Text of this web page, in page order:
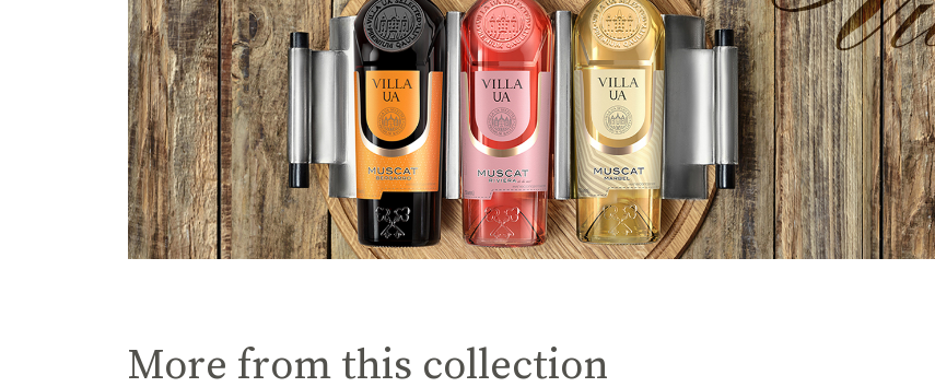
More from this collection